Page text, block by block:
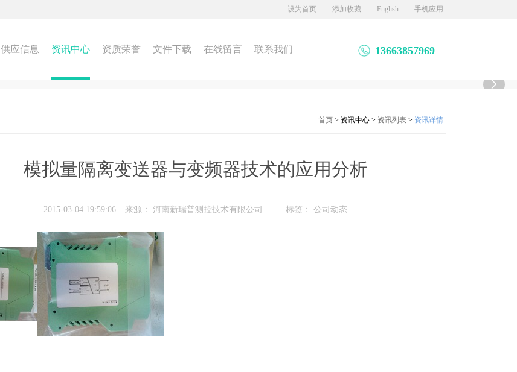
设为首页 添加收藏 English 手机应用
供应信息 资讯中心 资质荣誉 文件下载 在线留言 联系我们 13663857969

首页 > 资讯中心 > 资讯列表 > 资讯详情
模拟量隔离变送器与变频器技术的应用分析
2015-03-04 19:59:06 来源： 河南新瑞普测控技术有限公司 标签： 公司动态